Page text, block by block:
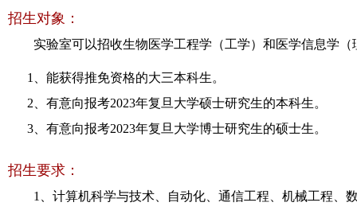
招生对象：
实验室可以招收生物医学工程学（工学）和医学信息学（
1、能获得推免资格的大三本科生。
2、有意向报考2023年复旦大学硕士研究生的本科生。
3、有意向报考2023年复旦大学博士研究生的硕士生。
招生要求：
1、计算机科学与技术、自动化、通信工程、机械工程、